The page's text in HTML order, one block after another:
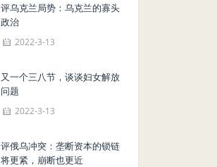
评乌克兰局势：乌克兰的寡头
政治
2022-3-13
又一个三八节，谈谈妇女解放
问题
2022-3-13
评俄乌冲突：垄断资本的锁链
将更紧，崩断也更近